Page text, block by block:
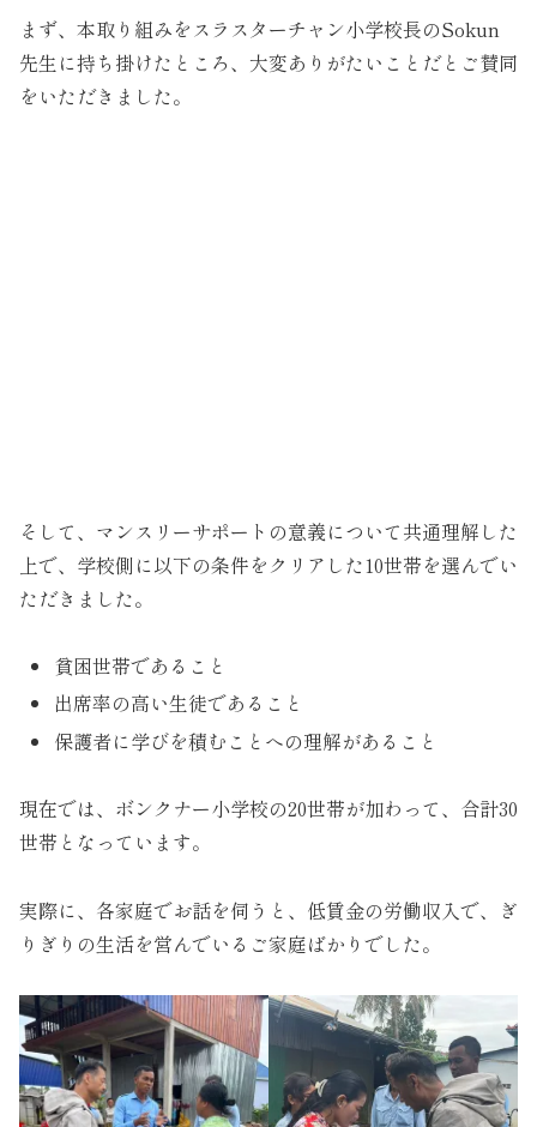
まず、本取り組みをスラスターチャン小学校長のSokun
先生に持ち掛けたところ、大変ありがたいことだとご賛同
をいただきました。
そして、マンスリーサポートの意義について共通理解した
上で、学校側に以下の条件をクリアした10世帯を選んでい
ただきました。
貧困世帯であること
出席率の高い生徒であること
保護者に学びを積むことへの理解があること
現在では、ボンクナー小学校の20世帯が加わって、合計30
世帯となっています。
実際に、各家庭でお話を伺うと、低賃金の労働収入で、ぎ
りぎりの生活を営んでいるご家庭ばかりでした。